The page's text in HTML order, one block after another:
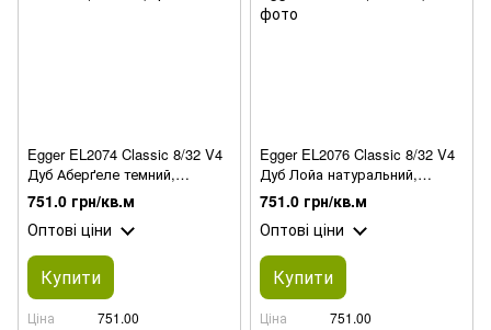
Egger EL2074 Classic 8/32 V4
Дуб Аберґеле темний,
ламінат
751.0 грн/кв.м
Оптові ціни
Купити
Ціна
751.00
Egger EL2076 Classic 8/32 V4
Дуб Лойа натуральний,
ламінат
751.0 грн/кв.м
Оптові ціни
Купити
Ціна
751.00